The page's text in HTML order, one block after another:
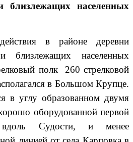
населенных
в районе деревни
населенных
полк 260 стрелковой
в Большом Крупце.
в углу образованном двумя
оборудованной первой
Судости, и менее